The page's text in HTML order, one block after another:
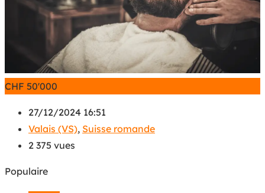
CHF 50'000
27/12/2024 16:51
Valais (VS), Suisse romande
2 375 vues
Populaire